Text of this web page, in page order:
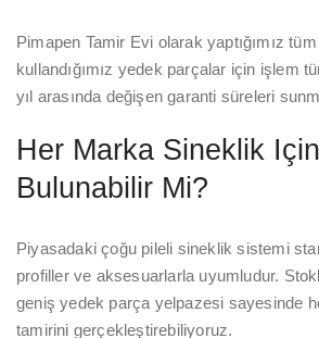
Pimapen Tamir Evi olarak yaptığımız
kullandığımız yedek parçalar için işlem
yıl arasında değişen garanti süreleri
Her Marka Sineklik
Bulunabilir Mi?
Piyasadaki çoğu pileli sineklik sistemi
profiller ve aksesuarlarla uyumludur.
geniş yedek parça yelpazesi sayesinde
tamirini gerçekleştirebiliyoruz.